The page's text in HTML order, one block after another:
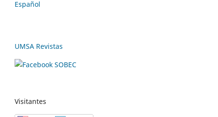
Español
UMSA Revistas
Visitantes